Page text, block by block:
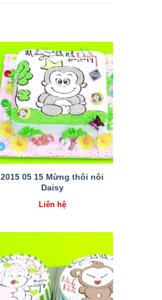
2015 05 15 Mừng thôi nôi
Daisy
Liên hệ